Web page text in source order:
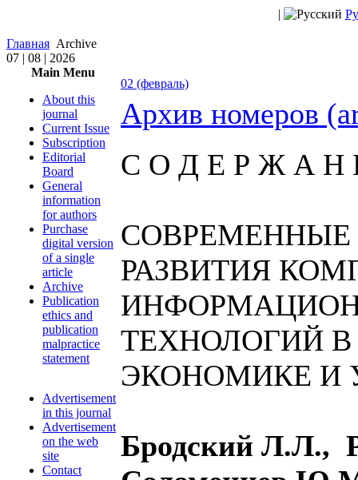
|
Главная Archive
07 | 08 | 2026
Main Menu
About this
journal
Current Issue
Subscription
Editorial
Board
General
information
for authors
Purchase
digital version
of a single
article
Archive
Publication
ethics and
publication
malpractice
statement
Advertisement
in this journal
Advertisement
on the web
site
Contact
02 (февраль)
Архив номеров
С О Д Е Р Ж А Н
РАЗВИТИЯ
ТЕХНОЛОГИЙ
ЭКОНОМИКЕ И
Бродский Л.Л.,